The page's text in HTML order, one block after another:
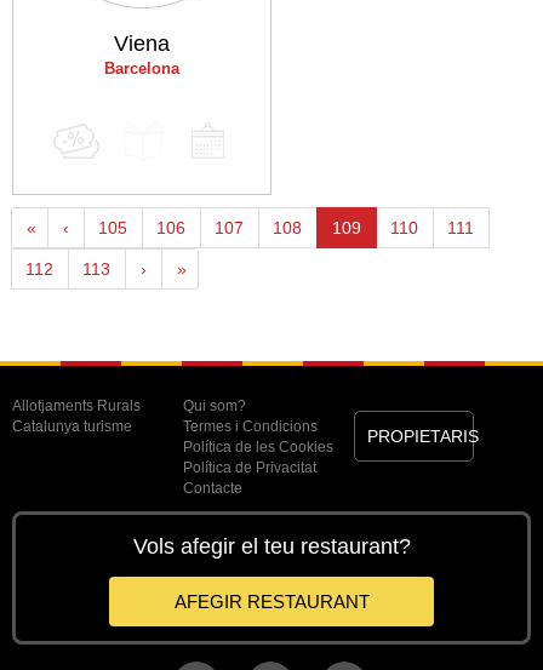
Viena
Barcelona
« ‹ 105 106 107 108 109 110 111
112 113 › »
Allotjaments Rurals
Catalunya turisme
Qui som?
Termes i Condicions
Política de les Cookies
Política de Privacitat
Contacte
PROPIETARIS
Vols afegir el teu restaurant?
AFEGIR RESTAURANT